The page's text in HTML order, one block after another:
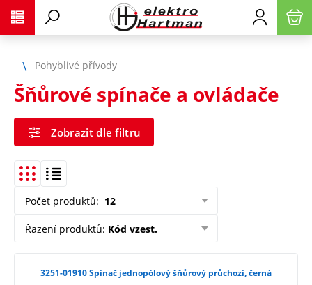
Pohyblivé přívody
Šňůrové spínače a ovládače
Zobrazit dle filtru
Počet produktů: 12
Řazení produktů: Kód vzest.
3251-01910 Spínač jednopólový šňůrový průchozí, černá